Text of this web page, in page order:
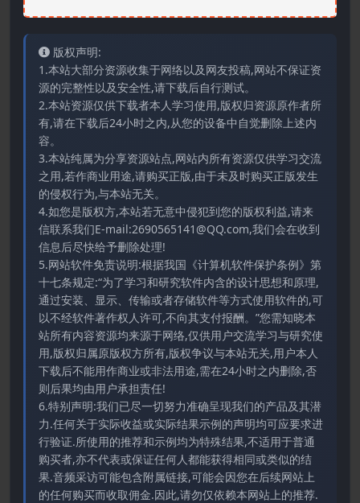
版权声明:
1.本站大部分资源收集于网络以及网友投稿,网站不保证资
源的完整性以及安全性,请下载后自行测试。
2.本站资源仅供下载者本人学习使用,版权归资源原作者所
有,请在下载后24小时之内,从您的设备中自觉删除上述内
容。
3.本站纯属为分享资源站点,网站内所有资源仅供学习交流
之用,若作商业用途,请购买正版,由于未及时购买正版发生
的侵权行为,与本站无关。
4.如您是版权方,本站若无意中侵犯到您的版权利益,请来
信联系我们E-mail:2690565141@QQ.com,我们会在收到
信息后尽快给予删除处理!
5.网站软件免责说明:根据我国《计算机软件保护条例》第
十七条规定:“为了学习和研究软件内含的设计思想和原理,
通过安装、显示、传输或者存储软件等方式使用软件的,可
以不经软件著作权人许可,不向其支付报酬。”您需知晓本
站所有内容资源均来源于网络,仅供用户交流学习与研究使
用,版权归属原版权方所有,版权争议与本站无关,用户本人
下载后不能用作商业或非法用途,需在24小时之内删除,否
则后果均由用户承担责任!
6.特别声明:我们已尽一切努力准确呈现我们的产品及其潜
力.任何关于实际收益或实际结果示例的声明均可应要求进
行验证.所使用的推荐和示例均为特殊结果,不适用于普通
购买者,亦不代表或保证任何人都能获得相同或类似的结
果.音频采访可能包含附属链接,可能会因您在后续网站上
的任何购买而收取佣金.因此,请勿仅依赖本网站上的推荐.